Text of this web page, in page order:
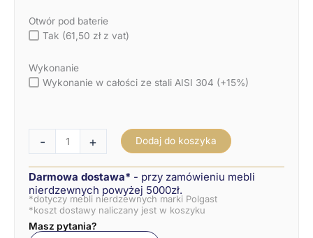
Otwór pod baterie
Tak (61,50 zł z vat)
Wykonanie
Wykonanie w całości ze stali AISI 304 (+15%)
- + Dodaj do koszyka
Darmowa dostawa* - przy zamówieniu mebli
nierdzewnych powyżej 5000zł.
*dotyczy mebli nierdzewnych marki Polgast
*koszt dostawy naliczany jest w koszyku
Masz pytania?